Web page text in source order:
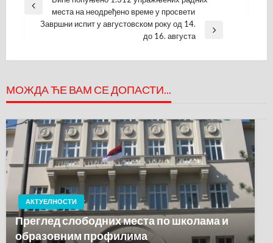
чланка
Previousместа на неодређено време у просвети
Завршни испит у августовском року од 14.
до 16. августа
МОЖДА ЋЕ ВАМ СЕ ДОПАСТИ...
АКТУЕЛНОСТИ
Преглед слободних места по школама и
образовним профилима